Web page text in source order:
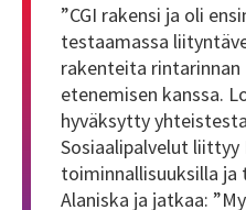
”CGI rakensi ja oli
testaamassa
rakenteita
etenemisen kanssa.
hyväksytty
Sosiaalipalvelut liittyy
toiminnallisuuksilla
Alaniska ja jatkaa: